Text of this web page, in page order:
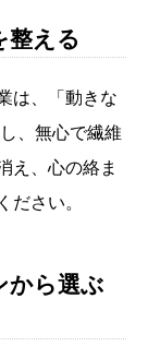
整える
は、「動きな
、無心で繊維
え、心の絡ま
ださい。
から選ぶ